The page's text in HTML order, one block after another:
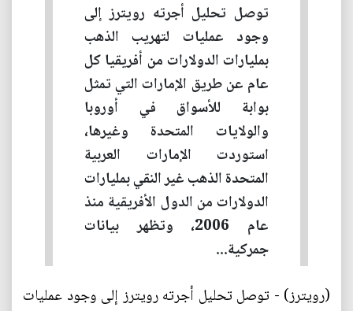
توصل تحليل أجرته رويترز إلى
وجود عمليات لتهريب الذهب
بمليارات الدولارات من أفريقيا كل
عام عن طريق الإمارات التي تمثل
بوابة للأسواق في أوروبا
والولايات المتحدة وغيرها،
استوردت الإمارات العربية
المتحدة الذهب غير النقي بمليارات
الدولارات من الدول الأفريقية منذ
عام 2006، وتظهر بيانات
جمركية...
(رويترز) - توصل تحليل أجرته رويترز إلى وجود عمليات